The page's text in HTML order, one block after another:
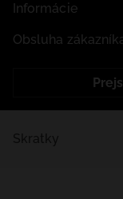
Informácie
Obsluha